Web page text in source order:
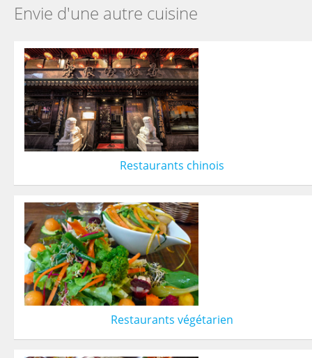
Envie d'une autre cuisine
Restaurants chinois
Restaurants végétarien